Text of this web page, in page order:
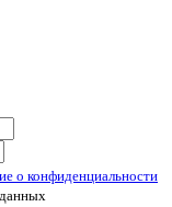
о конфиденциальности